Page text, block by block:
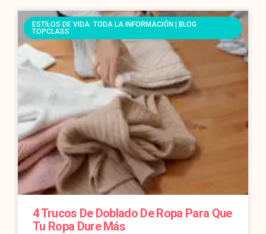
ESTILOS DE VIDA: TODA LA INFORMACIÓN | BLOG
TOPCLASS
4 Trucos De Doblado De Ropa Para Que
Tu Ropa Dure Más